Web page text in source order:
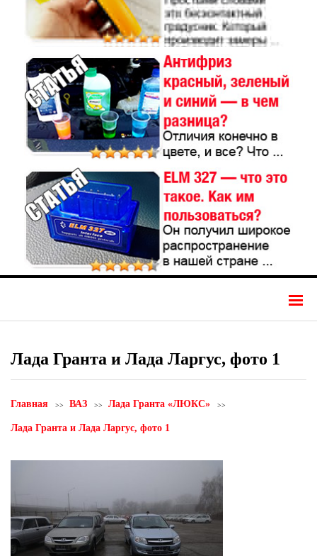
Лада Гранта и Лада Ларгус, фото 1
Главная ВАЗ Лада Гранта «ЛЮКС»
Лада Гранта и Лада Ларгус, фото 1